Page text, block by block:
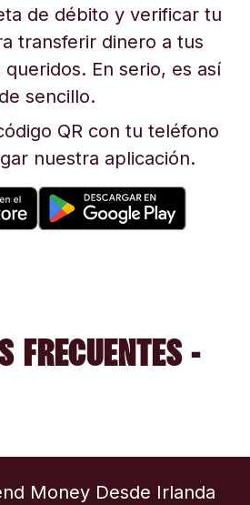
de débito y verificar tu
transferir dinero a tus
En serio, es así
de sencillo.
QR con tu teléfono
nuestra aplicación.
FRECUENTES -
Money Desde Irlanda